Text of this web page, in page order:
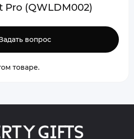
Pro (QWLDM002)
вопрос
товаре.